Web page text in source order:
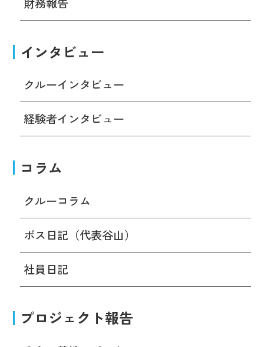
インタビュー
クルーインタビュー
経験者インタビュー
コラム
クルーコラム
ボス日記（代表谷山）
社員日記
プロジェクト報告